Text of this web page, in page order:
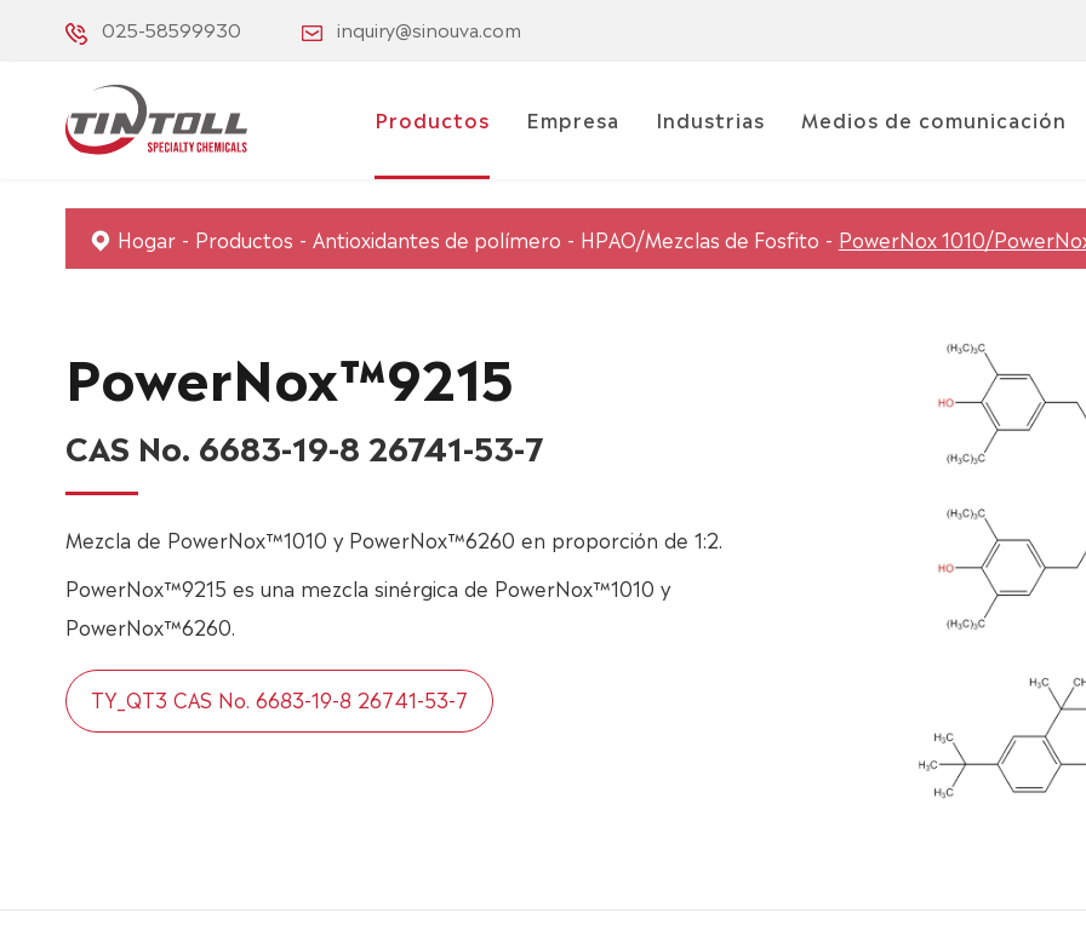
025-58599930 inquiry@sinouva.com
Productos Empresa Industrias Medios de comunicación
Hogar Productos Antioxidantes de polímero HPAO/Mezclas de Fosfito PowerNox 1010/
PowerNox™9215
CAS No. 6683-19-8 26741-53-7
Mezcla de PowerNox™1010 y PowerNox™6260 en proporción de 1:2.
PowerNox™9215 es una mezcla sinérgica de PowerNox™1010 y
PowerNox™6260.
TY_QT3 CAS No. 6683-19-8 26741-53-7